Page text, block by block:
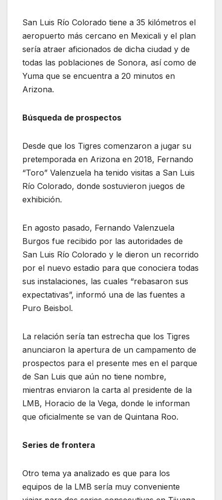
San Luis Río Colorado tiene a 35 kilómetros el
aeropuerto más cercano en Mexicali y el plan
sería atraer aficionados de dicha ciudad y de
todas las poblaciones de Sonora, así como de
Yuma que se encuentra a 20 minutos en
Arizona.
Búsqueda de prospectos
Desde que los Tigres comenzaron a jugar su
pretemporada en Arizona en 2018, Fernando
“Toro” Valenzuela ha tenido visitas a San Luis
Río Colorado, donde sostuvieron juegos de
exhibición.
En agosto pasado, Fernando Valenzuela
Burgos fue recibido por las autoridades de
San Luis Río Colorado y le dieron un recorrido
por el nuevo estadio para que conociera todas
sus instalaciones, las cuales “rebasaron sus
expectativas”, informó una de las fuentes a
Puro Beisbol.
La relación sería tan estrecha que los Tigres
anunciaron la apertura de un campamento de
prospectos para el presente mes en el parque
de San Luis que aún no tiene nombre,
mientras enviaron la carta al presidente de la
LMB, Horacio de la Vega, donde le informan
que oficialmente se van de Quintana Roo.
Series de frontera
Otro tema ya analizado es que para los
equipos de la LMB sería muy conveniente